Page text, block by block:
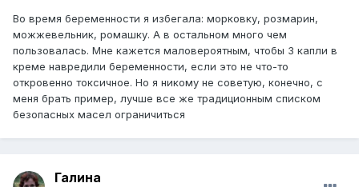
Во время беременности я избегала: морковку, розмарин,
можжевельник, ромашку. А в остальном много чем
пользовалась. Мне кажется маловероятным, чтобы 3 капли в
креме навредили беременности, если это не что-то
откровенно токсичное. Но я никому не советую, конечно, с
меня брать пример, лучше все же традиционным списком
безопасных масел ограничиться
Галина